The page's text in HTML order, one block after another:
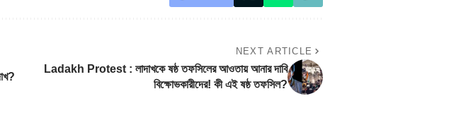
NEXT ARTICLE
Ladakh Protest : লাদাখকে ষষ্ঠ তফসিলের আওতায় আনার দাবি
বিক্ষোভকারীদের! কী এই ষষ্ঠ তফসিল?